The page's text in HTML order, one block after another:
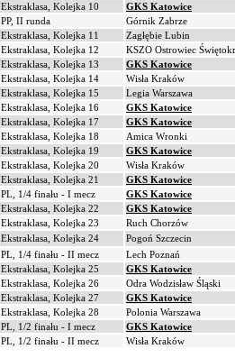
Ekstraklasa, Kolejka 10 GKS Katowice
PP, II runda Górnik Zabrze
Ekstraklasa, Kolejka 11 Zagłębie Lubin
Ekstraklasa, Kolejka 12 KSZO Ostrowiec
Ekstraklasa, Kolejka 13 GKS Katowice
Ekstraklasa, Kolejka 14 Wisła Kraków
Ekstraklasa, Kolejka 15 Legia Warszawa
Ekstraklasa, Kolejka 16 GKS Katowice
Ekstraklasa, Kolejka 17 GKS Katowice
Ekstraklasa, Kolejka 18 Amica Wronki
Ekstraklasa, Kolejka 19 GKS Katowice
Ekstraklasa, Kolejka 20 Wisła Kraków
Ekstraklasa, Kolejka 21 GKS Katowice
PL, 1/4 finału - I mecz GKS Katowice
Ekstraklasa, Kolejka 22 GKS Katowice
Ekstraklasa, Kolejka 23 Ruch Chorzów
Ekstraklasa, Kolejka 24 Pogoń Szczecin
PL, 1/4 finału - II mecz Lech Poznań
Ekstraklasa, Kolejka 25 GKS Katowice
Ekstraklasa, Kolejka 26 Odra Wodzisław Śląski
Ekstraklasa, Kolejka 27 GKS Katowice
Ekstraklasa, Kolejka 28 Polonia Warszawa
PL, 1/2 finału - I mecz GKS Katowice
PL, 1/2 finału - II mecz Wisła Kraków